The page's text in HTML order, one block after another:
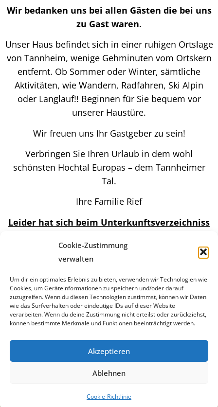
Cookie-Zustimmung
verwalten
Um dir ein optimales Erlebnis zu bieten, verwenden wir Technologien wie
Cookies, um Geräteinformationen zu speichern und/oder darauf
zuzugreifen. Wenn du diesen Technologien zustimmst, können wir Daten
wie das Surfverhalten oder eindeutige IDs auf dieser Website
verarbeiten. Wenn du deine Zustimmung nicht erteilst oder zurückziehst,
können bestimmte Merkmale und Funktionen beeinträchtigt werden.
Akzeptieren
Ablehnen
Cookie-Richtlinie
Wir bedanken uns bei allen Gästen die bei uns
zu Gast waren.
Unser Haus befindet sich in einer ruhigen Ortslage
von Tannheim, wenige Gehminuten vom Ortskern
entfernt. Ob Sommer oder Winter, sämtliche
Aktivitäten, wie Wandern, Radfahren, Ski Alpin
oder Langlauf!! Beginnen für Sie bequem vor
unserer Haustüre.
Wir freuen uns Ihr Gastgeber zu sein!
Verbringen Sie Ihren Urlaub in dem wohl
schönsten Hochtal Europas – dem Tannheimer
Tal.
Ihre Familie Rief
Leider hat sich beim Unterkunftsverzeichniss
NICHT bei Sommer Bergbahn inklusive dabei!
Das Icon ist falsch!!
Impressum
Datenschutz